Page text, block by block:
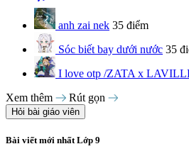
anh zai nek 35 điểm
Sóc biết bay dưới nước 35
I love otp /ZATA x
Xem thêm
Rút gọn
Hỏi bài giáo viên
Bài viết mới nhất Lớp 9